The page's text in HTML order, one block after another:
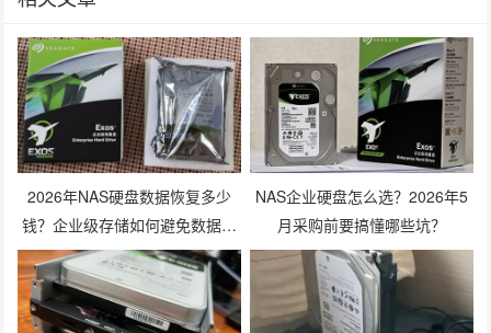
2026年NAS硬盘数据恢复多少
钱？企业级存储如何避免数据丢
失风险？
NAS企业硬盘怎么选？2026年5
月采购前要搞懂哪些坑？